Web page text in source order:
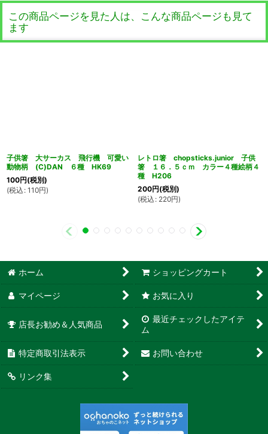
この商品ページを見た人は、こんな商品ページも見て
ます
子供箸 大サーカス 飛行機 可愛い
動物柄 (C)DAN ６種 HK69
100円(税別)
(税込 : 110円)
レトロ箸 chopsticks.junior 子供
箸 １６．５ｃｍ カラー４種絵柄４
種 H206
200円(税別)
(税込 : 220円)
ホーム ショッピングカート
マイページ お気に入り
店長お勧め＆人気商品
最近チェックしたアイテ
ム
特定商取引法表示 お問い合わせ
リンク集